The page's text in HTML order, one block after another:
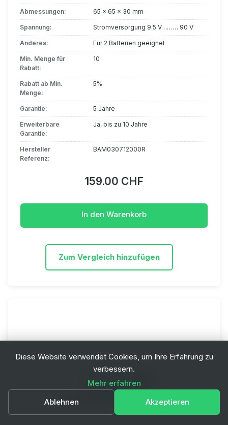
Abmessungen: 65 x 65 x 30 mm
Spannung: Stromversorgung 9.5 V……… 90 V
Anderes: Für 2 Batterien geeignet
Min. Menge für
Rabatt:
10
Rabatt ab Min.
Menge:
5%
Garantie: 5 Jahre
Erweiterbare
Garantie:
Ja, bis zu 10 Jahre
Hersteller
Referenz:
BAM030712000R
159.00 CHF
In den Warenkorb
Zum Vergleich hinzufügen
Diese Website verwendet Cookies, um Ihre Erfahrung zu
verbessern.
Mehr erfahren
Ablehnen
Akzeptieren